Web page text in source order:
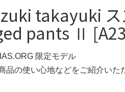
takayuki
pants Ⅱ
限定モデル
品の使い心地などをご紹介いた